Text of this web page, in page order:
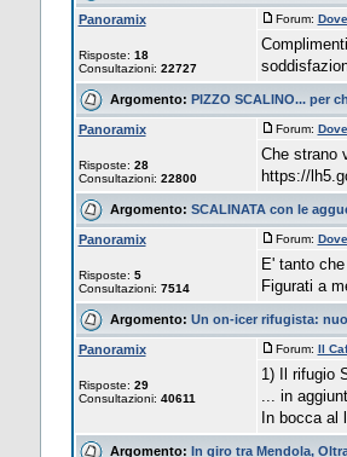
Panoramix
Risposte: 18
Consultazioni: 22727
Forum:
Argomento: PIZZO SCALINO... per
Panoramix
Risposte: 28
Consultazioni: 22800
Forum:
Che strano
https://
Argomento: SCALINATA con le
Panoramix
Risposte: 5
Consultazioni: 7514
Forum:
E' tanto
Figurati a
Argomento: Un on-icer rifugista:
Panoramix
Risposte: 29
Consultazioni: 40611
Forum: Il
1) Il rifugio
... in
In bocca al
Argomento: In giro tra Mendola,